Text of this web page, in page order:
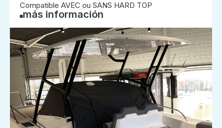
Compatible AVEC ou SANS HARD TOP
más información